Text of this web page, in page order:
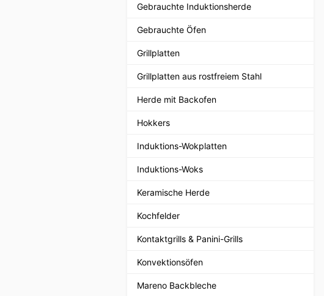
Gebrauchte Induktionsherde
Gebrauchte Öfen
Grillplatten
Grillplatten aus rostfreiem Stahl
Herde mit Backofen
Hokkers
Induktions-Wokplatten
Induktions-Woks
Keramische Herde
Kochfelder
Kontaktgrills & Panini-Grills
Konvektionsöfen
Mareno Backbleche